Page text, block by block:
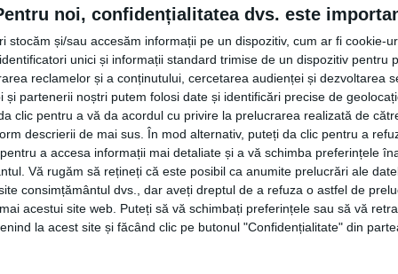
noi, confidențialitatea dvs. este
stocăm și/sau accesăm informații pe un dispozitiv, cum ar fi cookie-
unici și informații standard trimise de un dispozitiv pentru
reclamelor și a conținutului, cercetarea audienței și dezvoltarea
și partenerii noștri putem folosi date și identificări precise de
clic pentru a vă da acordul cu privire la prelucrarea realizată de
descrierii de mai sus. În mod alternativ, puteți da clic pentru a
a accesa informații mai detaliate și a vă schimba preferințele
Vă rugăm să rețineți că este posibil ca anumite prelucrări ale
consimțământul dvs., dar aveți dreptul de a refuza o astfel de
acestui site web. Puteți să vă schimbați preferințele sau să vă
la acest site și făcând clic pe butonul "Confidențialitate" din
înregistrează o creştere de 80 la
97,42 la sută. Constatăm că în 2012 am
al populaţiei din judeţulCaraş-Severin,
de 2,80 la sută din numărul total al
de acest rezultat,Miloşa explicat:
sistem, când văd statisticile intră într-o